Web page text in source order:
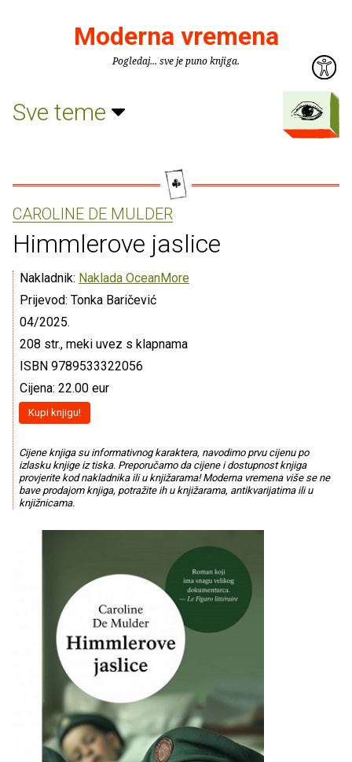
Moderna vremena
Pogledaj... sve je puno knjiga.
Sve teme
CAROLINE DE MULDER
Himmlerove jaslice
Nakladnik: Naklada OceanMore
Prijevod: Tonka Baričević
04/2025.
208 str., meki uvez s klapnama
ISBN 9789533322056
Cijena: 22.00 eur
Kupi knjigu!
Cijene knjiga su informativnog karaktera, navodimo prvu cijenu po
izlasku knjige iz tiska. Preporučamo da cijene i dostupnost knjiga
provjerite kod nakladnika ili u knjižarama! Moderna vremena više se ne
bave prodajom knjiga, potražite ih u knjižarama, antikvarijatima ili u
knjižnicama.